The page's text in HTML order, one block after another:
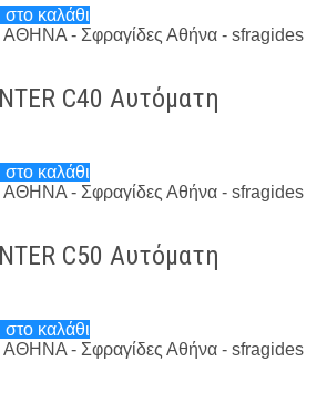
καλάθι
C40 Αυτόματη
καλάθι
C50 Αυτόματη
καλάθι